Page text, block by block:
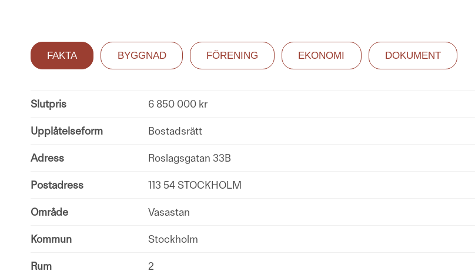
FAKTA BYGGNAD FÖRENING EKONOMI DOKUMENT
Slutpris 6 850 000 kr
Upplåtelseform Bostadsrätt
Adress Roslagsgatan 33B
Postadress 113 54 STOCKHOLM
Område Vasastan
Kommun Stockholm
Rum 2